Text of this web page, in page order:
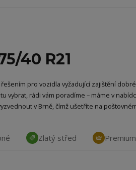
40 R21
pro vozidla vyžadující zajištění
vybrat, rádi vám poradíme – máme v
v Brně, čímž ušetříte na
Zlatý střed Premium